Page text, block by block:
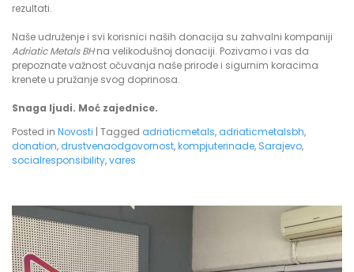
rezultati.
Naše udruženje i svi korisnici naših donacija su zahvalni kompaniji
Adriatic Metals BHna velikodušnoj donaciji. Pozivamo i vas da
prepoznate važnost očuvanja naše prirode i sigurnim koracima
krenete u pružanje svog doprinosa.
Snaga ljudi. Moć zajednice.
Posted in Novosti | Tagged adriaticmetals,adriaticmetalsbh,
donation,drustvenaodgovornost,kompjuterinade, Sarajevo,
socialresponsibility,vares